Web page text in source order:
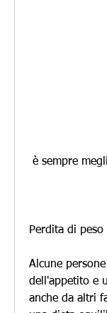
è sempre
Perdita di
Alcune
dell'appetito e
anche da altri